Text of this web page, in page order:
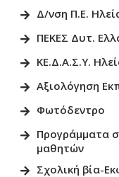
Δ/νση Π.Ε.
ΠΕΚΕΣ Δυτ.
ΚΕ.Δ.Α.Σ.Υ.
Αξιολόγηση
Φωτόδεντρο
Προγράμματα
μαθητών
Σχολική βία-